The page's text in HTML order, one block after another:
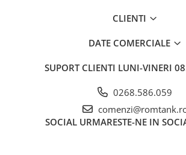
CLIENTI
DATE COMERCIALE
SUPORT CLIENTI LUNI-VINERI
0268.586.059
SOCIAL URMARESTE-NE IN